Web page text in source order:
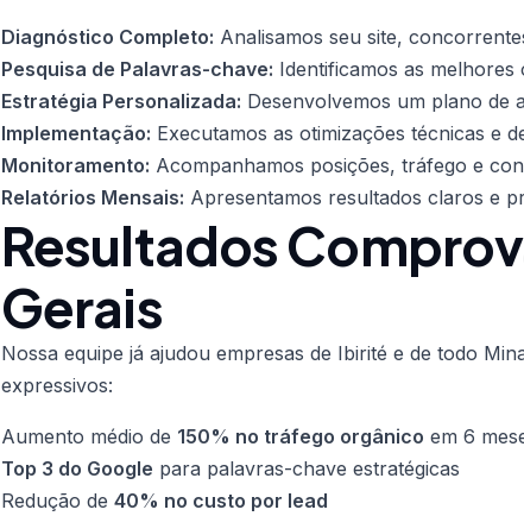
Diagnóstico Completo: Analisamos seu site,
Pesquisa de Palavras-chave: Identificamos as
Estratégia Personalizada: Desenvolvemos um plano de
Implementação: Executamos as otimizações técnicas e
Monitoramento: Acompanhamos posições, tráfego e
Relatórios Mensais: Apresentamos resultados claros e
Resultados
Gerais
Nossa equipe já ajudou empresas de Ibirité e de todo
expressivos:
Aumento médio de 150% no tráfego orgânico em 6
Top 3 do Google para palavras-chave estratégicas
Redução de 40% no custo por lead